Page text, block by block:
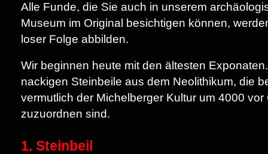
Alle Funde, die Sie auch in unserem
Museum im Original besichtigen können,
loser Folge abbilden.
Wir beginnen heute mit den ältesten
nackigen Steinbeile aus dem Neolithikum, die
vermutlich der Michelberger Kultur um 4000 vor
zuzuordnen sind.
1. Steinbeil